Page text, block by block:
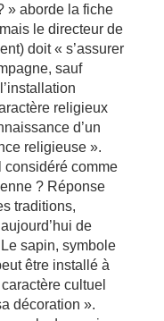
» aborde la fiche
le directeur de
doit « s’assurer
sauf
religieux
d’un
religieuse ».
considéré comme
? Réponse
traditions,
de
sapin, symbole
être installé à
cultuel
décoration ».